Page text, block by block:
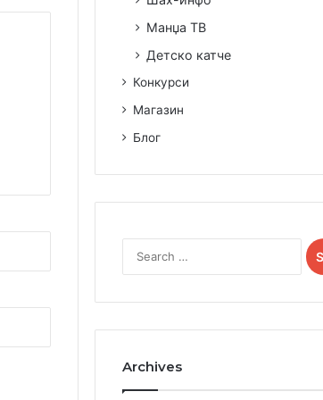
Манџа ТВ
Детско катче
Конкурси
Магазин
Блог
for:
Archives